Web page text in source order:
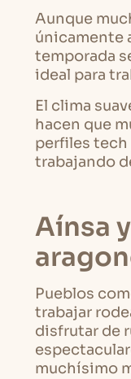
Aunque
únicamente
temporada
ideal para
El clima
hacen que
perfiles tech
trabajando
Aínsa
Pueblos
trabajar
disfrutar de
muchísimo